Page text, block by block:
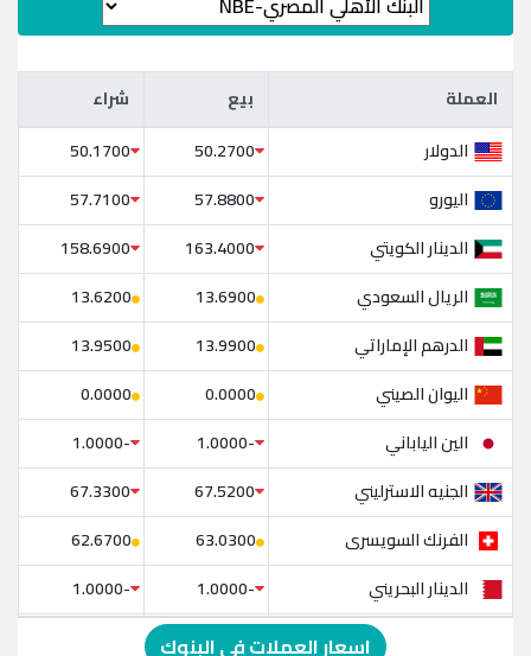
العملة بيع شراء العملة بيع
شراء
الدولار
50.2700
50.1700
اليورو
57.8800
57.7100
الدينار الكويتي
163.4000
158.6900
الريال السعودي
13.6900
13.6200
الدرهم الإماراتي
13.9900
13.9500
اليوان الصيني
0.0000
0.0000
الين الياباني
-1.0000
-1.0000
الجنيه الاسترليني
67.5200
67.3300
الفرنك السويسرى
63.0300
62.6700
الدينار البحريني
-1.0000
-1.0000
الدولار الإسترالي
-1.0000
اسعار العملات في البنوك